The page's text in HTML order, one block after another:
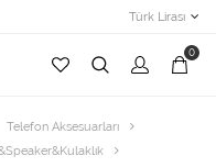
Türk Lirası
0
Telefon Aksesuarları